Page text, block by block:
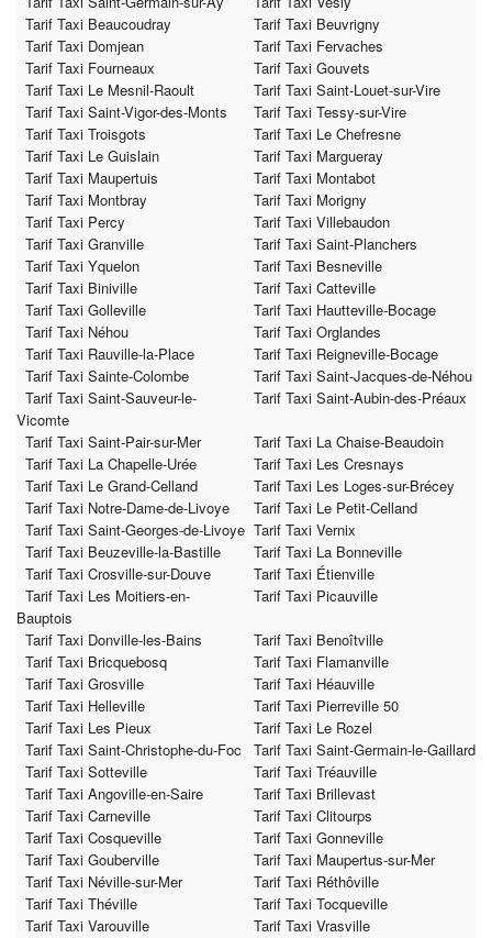
Tarif Taxi Beaucoudray
Tarif Taxi Beuvrigny
Tarif Taxi Domjean
Tarif Taxi Fervaches
Tarif Taxi Fourneaux
Tarif Taxi Gouvets
Tarif Taxi Le Mesnil-Raoult
Tarif Taxi Saint-Louet-sur-Vire
Tarif Taxi Saint-Vigor-des-Monts
Tarif Taxi Tessy-sur-Vire
Tarif Taxi Troisgots
Tarif Taxi Le Chefresne
Tarif Taxi Le Guislain
Tarif Taxi Margueray
Tarif Taxi Maupertuis
Tarif Taxi Montabot
Tarif Taxi Montbray
Tarif Taxi Morigny
Tarif Taxi Percy
Tarif Taxi Villebaudon
Tarif Taxi Granville
Tarif Taxi Saint-Planchers
Tarif Taxi Yquelon
Tarif Taxi Besneville
Tarif Taxi Biniville
Tarif Taxi Catteville
Tarif Taxi Golleville
Tarif Taxi Hautteville-Bocage
Tarif Taxi Néhou
Tarif Taxi Orglandes
Tarif Taxi Rauville-la-Place
Tarif Taxi Reigneville-Bocage
Tarif Taxi Sainte-Colombe
Tarif Taxi Saint-Jacques-de-Néhou
Tarif Taxi Saint-Sauveur-le-
Vicomte
Tarif Taxi Saint-Aubin-des-Préaux
Tarif Taxi Saint-Pair-sur-Mer
Tarif Taxi La Chaise-Beaudoin
Tarif Taxi La Chapelle-Urée
Tarif Taxi Les Cresnays
Tarif Taxi Le Grand-Celland
Tarif Taxi Les Loges-sur-Brécey
Tarif Taxi Notre-Dame-de-Livoye
Tarif Taxi Le Petit-Celland
Tarif Taxi Saint-Georges-de-Livoye Tarif Taxi Vernix
Tarif Taxi Beuzeville-la-Bastille
Tarif Taxi La Bonneville
Tarif Taxi Crosville-sur-Douve
Tarif Taxi Étienville
Tarif Taxi Les Moitiers-en-
Bauptois
Tarif Taxi Picauville
Tarif Taxi Donville-les-Bains
Tarif Taxi Benoîtville
Tarif Taxi Bricquebosq
Tarif Taxi Flamanville
Tarif Taxi Grosville
Tarif Taxi Héauville
Tarif Taxi Helleville
Tarif Taxi Pierreville 50
Tarif Taxi Les Pieux
Tarif Taxi Le Rozel
Tarif Taxi Saint-Christophe-du-Foc
Tarif Taxi Saint-Germain-le-Gaillard
Tarif Taxi Sotteville
Tarif Taxi Tréauville
Tarif Taxi Angoville-en-Saire
Tarif Taxi Brillevast
Tarif Taxi Carneville
Tarif Taxi Clitourps
Tarif Taxi Cosqueville
Tarif Taxi Gonneville
Tarif Taxi Gouberville
Tarif Taxi Maupertus-sur-Mer
Tarif Taxi Néville-sur-Mer
Tarif Taxi Réthôville
Tarif Taxi Théville
Tarif Taxi Tocqueville
Tarif Taxi Varouville
Tarif Taxi Vrasville